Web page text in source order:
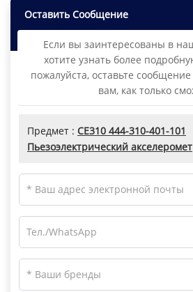
Оставить Сообщение
Если вы заинтересованы в
хотите узнать более
пожалуйста, оставьте
вам, как только
Предмет : CE310 444-310-401-101
Пьезоэлектрический